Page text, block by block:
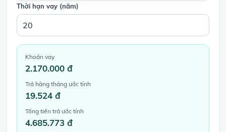
Thời hạn vay (năm)
Khoản vay
2.170.000 đ
Trả hàng tháng ước tính
19.524 đ
Tổng tiền trả ước tính
4.685.773 đ